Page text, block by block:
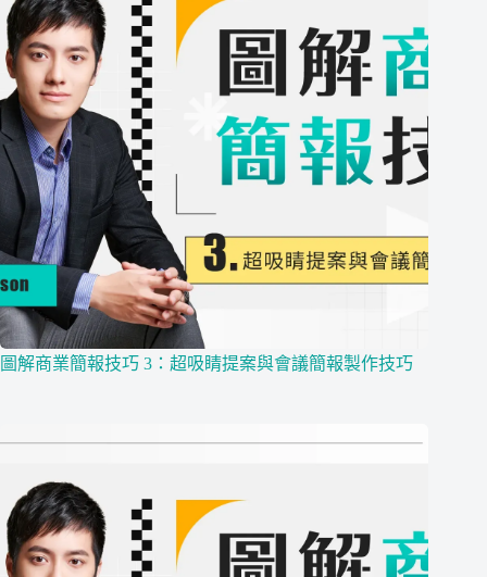
圖解商業簡報技巧 3：超吸睛提案與會議簡報製作技巧